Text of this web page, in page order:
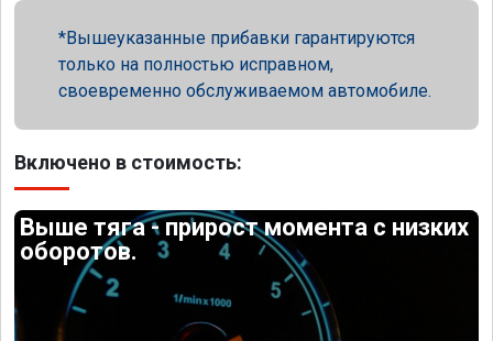
Вышеуказанные прибавки гарантируются
только на полностью исправном,
своевременно обслуживаемом автомобиле.
Включено в стоимость:
Выше тяга - прирост момента с низких
оборотов.